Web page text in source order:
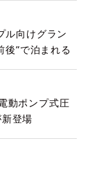
ル向けグラン
後”で泊まれる
動ポンプ式圧
登場